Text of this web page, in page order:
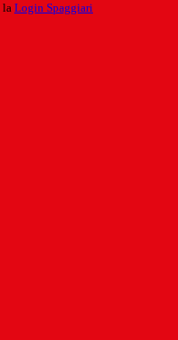
la Login Spaggiari